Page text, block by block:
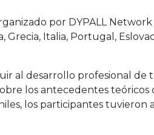
por DYPALL Network
Grecia, Italia, Portugal,
al desarrollo profesional de
los antecedentes teóricos
los participantes tuvieron